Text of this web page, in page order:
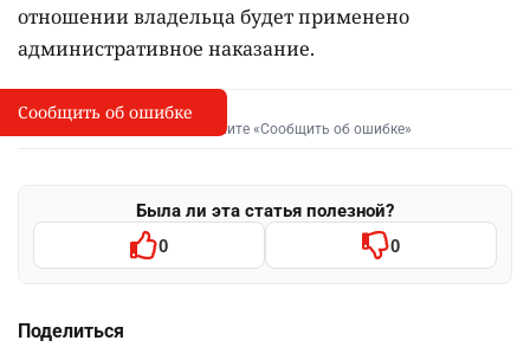
отношении владельца будет применено
административное наказание.
I
Сообщить об опечатке
Выделите фрагмент и нажмите «Сообщить об ошибке»
Была ли эта статья полезной?
0 0
Поделиться
Сообщить об ошибке